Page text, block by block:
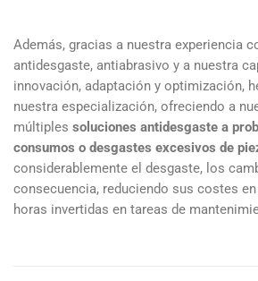
Además, gracias a nuestra experiencia
antidesgaste, antiabrasivo y a nuestra
innovación, adaptación y optimización,
nuestra especialización, ofreciendo a
múltiples soluciones antidesgaste a
consumos o desgastes excesivos de
considerablemente el desgaste, los
consecuencia, reduciendo sus costes
horas invertidas en tareas de